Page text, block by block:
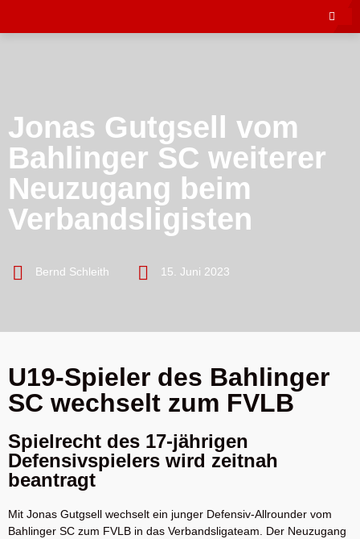
Jonas Gutgsell vom
Bahlinger SC weiterer
Neuzugang beim
Verbandsligisten
Bernd Schleith 15. Juni 2023
U19-Spieler des Bahlinger
SC wechselt zum FVLB
Spielrecht des 17-jährigen
Defensivspielers wird zeitnah
beantragt
Mit Jonas Gutgsell wechselt ein junger Defensiv-Allrounder vom
Bahlinger SC zum FVLB in das Verbandsligateam. Der Neuzugang